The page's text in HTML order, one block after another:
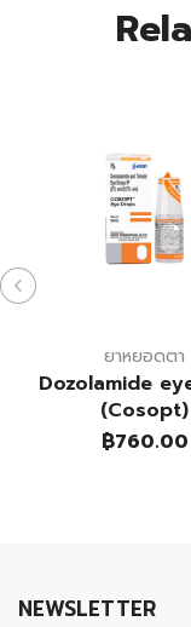
ยาหยอดตา
Dozolamide
(Cosopt)
฿760.00
NEWSLETTER